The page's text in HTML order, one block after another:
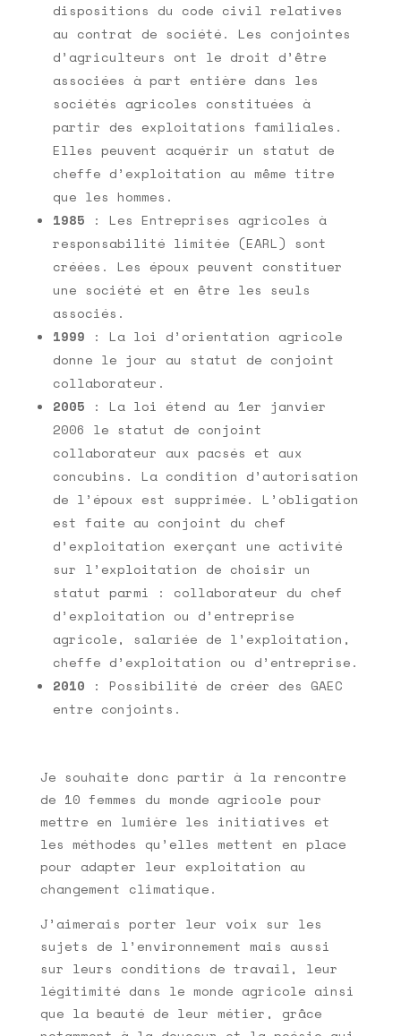
dispositions du code civil relatives
au contrat de société. Les conjointes
d’agriculteurs ont le droit d’être
associées à part entière dans les
sociétés agricoles constituées à
partir des exploitations familiales.
Elles peuvent acquérir un statut de
cheffe d’exploitation au même titre
que les hommes.
1985 : Les Entreprises agricoles à
responsabilité limitée (EARL) sont
créées. Les époux peuvent constituer
une société et en être les seuls
associés.
1999 : La loi d’orientation agricole
donne le jour au statut de conjoint
collaborateur.
2005 : La loi étend au 1er janvier
2006 le statut de conjoint
collaborateur aux pacsés et aux
concubins. La condition d’autorisation
de l’époux est supprimée. L’obligation
est faite au conjoint du chef
d’exploitation exerçant une activité
sur l’exploitation de choisir un
statut parmi : collaborateur du chef
d’exploitation ou d’entreprise
agricole, salariée de l’exploitation,
cheffe d’exploitation ou d’entreprise.
2010 : Possibilité de créer des GAEC
entre conjoints.
Je souhaite donc partir à la rencontre
de 10 femmes du monde agricole pour
mettre en lumière les initiatives et
les méthodes qu’elles mettent en place
pour adapter leur exploitation au
changement climatique.
J’aimerais porter leur voix sur les
sujets de l’environnement mais aussi
sur leurs conditions de travail, leur
légitimité dans le monde agricole ainsi
que la beauté de leur métier, grâce